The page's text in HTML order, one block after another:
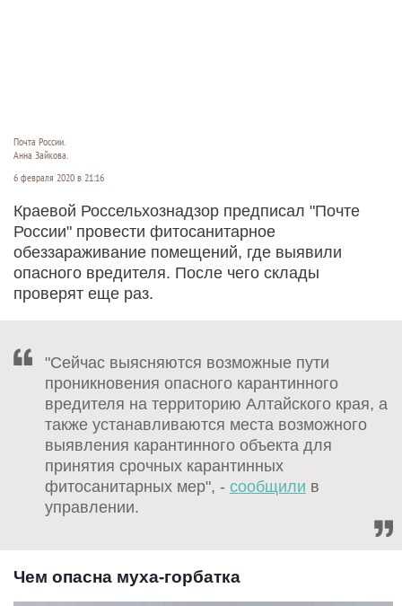
Почта России.
Анна Зайкова.
6 февраля 2020 в 21:16
Краевой Россельхознадзор предписал "Почте
России" провести фитосанитарное
обеззараживание помещений, где выявили
опасного вредителя. После чего склады
проверят еще раз.
"Сейчас выясняются возможные пути
проникновения опасного карантинного
вредителя на территорию Алтайского края, а
также устанавливаются места возможного
выявления карантинного объекта для
принятия срочных карантинных
фитосанитарных мер", - сообщили в
управлении.
Чем опасна муха-горбатка